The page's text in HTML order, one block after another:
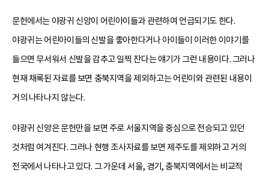
문헌에서는 야광귀 신앙이 어린아이들과 관련하여 언급되기도 한다.
야광귀는 어린아이들의 신발을 좋아한다거나 아이들이 이러한 이야기를
들으면 무서워서 신발을 감추고 일찍 잔다는 얘기가 그런 내용이다. 그러나
현재 채록된 자료를 보면 충북지역을 제외하고는 어린이와 관련된 내용이
거의 나타나지 않는다.
야광귀 신앙은 문헌만을 보면 주로 서울지역을 중심으로 전승되고 있던
것처럼 여겨진다. 그러나 현행 조사자료를 보면 제주도를 제외하고 거의
전국에서 나타나고 있다. 그 가운데 서울, 경기, 충북지역에서는 비교적